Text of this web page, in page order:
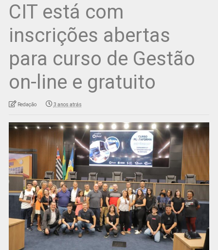
CIT está com
inscrições abertas
para curso de Gestão
on-line e gratuito
Redação 3 anos atrás